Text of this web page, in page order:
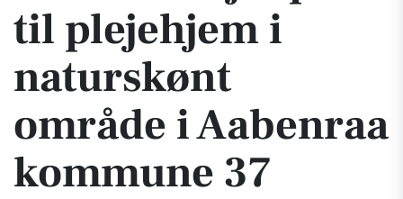
til plejehjem i
naturskønt
område i Aabenraa
kommune 37